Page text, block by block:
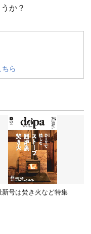
か？
ら
新号は焚き火など特集